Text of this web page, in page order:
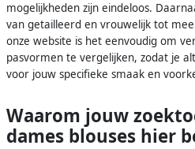
mogelijkheden zijn eindeloos.
van getailleerd en vrouwelijk tot
onze website is het eenvoudig om
pasvormen te vergelijken, zodat je
voor jouw specifieke smaak en
Waarom jouw
dames blouses hier